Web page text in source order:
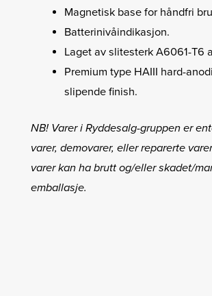
Magnetisk base for håndfri
Batterinivåindikasjon.
Laget av slitesterk A6061-T6
Premium type HAIII hard-
slipende finish.
NB! Varer i Ryddesalg-gruppen er
varer, demovarer, eller reparerte
varer kan ha brutt og/eller skadet/
emballasje.